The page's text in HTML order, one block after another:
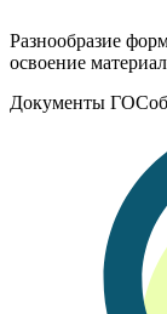
Разнообразие
освоение
Документы